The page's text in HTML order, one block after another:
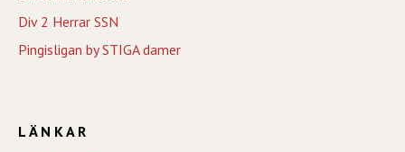
Div 2 Herrar SSN
Pingisligan by STIGA damer
LÄNKAR